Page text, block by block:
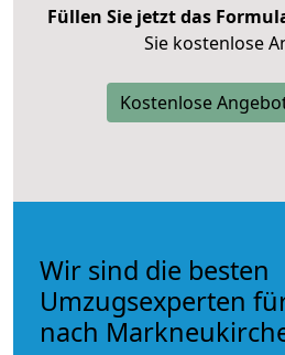
Füllen Sie jetzt das
Sie kostenlose
Kostenlose
Wir sind die besten
Umzugsexperten
nach